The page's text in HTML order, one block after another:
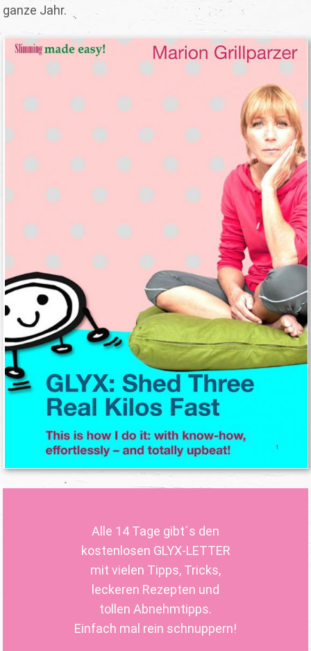
ganze Jahr.
Alle 14 Tage gibt´s den
kostenlosen GLYX-LETTER
mit vielen Tipps, Tricks,
leckeren Rezepten und
tollen Abnehmtipps.
Einfach mal rein schnuppern!